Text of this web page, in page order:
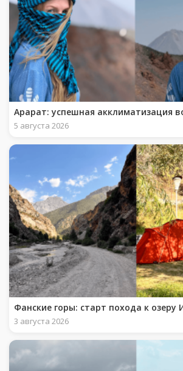
Арарат: успешная акклиматизация
5 августа 2026
Фанские горы: старт похода к озеру
3 августа 2026